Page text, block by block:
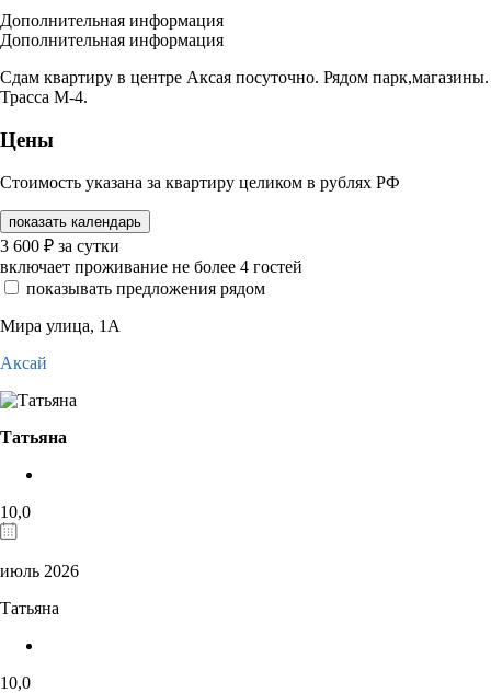
Дополнительная информация
Дополнительная информация
Сдам квартиру в центре Аксая посуточно. Рядом парк,магазины.
Трасса М-4.
Цены
Стоимость указана за квартиру целиком в рублях РФ
показать календарь
3 600 ₽ за сутки
включает проживание не более 4 гостей
показывать предложения рядом
Мира улица, 1А
Аксай
Татьяна
10,0
июль 2026
Татьяна
10,0